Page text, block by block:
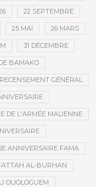
22 SEPTEMBRE
25 MAI 26 MARS
31 DÉCEMBRE
BAMAKO
GÉNÉRAL
DE L'ARMÉE MALIENNE
ANNIVERSAIRE FAMA
AL-BURHAN
OUOLOGUEM